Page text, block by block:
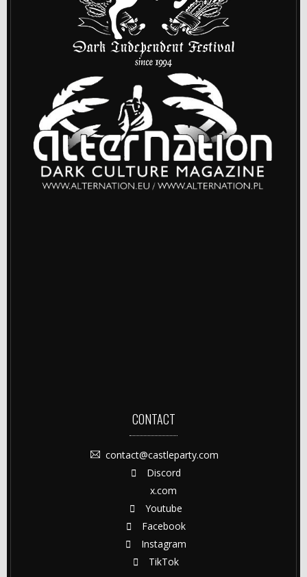
CONTACT
contact@castleparty.com
Discord
x.com
Youtube
Facebook
Instagram
TikTok